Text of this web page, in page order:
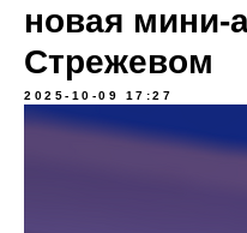
новая мини-
Стрежевом
2025-10-09 17:27